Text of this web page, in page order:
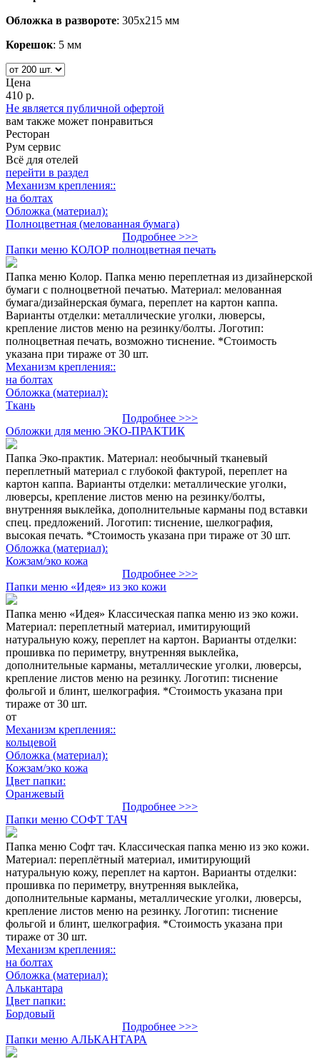
Обложка в развороте: 305х215 мм
Корешок: 5 мм
Цена
410 р.
Не является публичной офертой
вам также может понравиться
Ресторан
Рум сервис
Всё для отелей
перейти в раздел
Механизм крепления::
на болтах
Обложка (материал):
Полноцветная (мелованная бумага)
Подробнее >>>
Папки меню КОЛОР полноцветная печать
Папка меню Колор. Папка меню переплетная из дизайнерской
бумаги с полноцветной печатью. Материал: мелованная
бумага/дизайнерская бумага, переплет на картон каппа.
Варианты отделки: металлические уголки, люверсы,
крепление листов меню на резинку/болты. Логотип:
полноцветная печать, возможно тиснение. *Стоимость
указана при тираже от 30 шт.
Механизм крепления::
на болтах
Обложка (материал):
Ткань
Подробнее >>>
Обложки для меню ЭКО-ПРАКТИК
Папка Эко-практик. Материал: необычный тканевый
переплетный материал с глубокой фактурой, переплет на
картон каппа. Варианты отделки: металлические уголки,
люверсы, крепление листов меню на резинку/болты,
внутренняя выклейка, дополнительные карманы под вставки
спец. предложений. Логотип: тиснение, шелкография,
высокая печать. *Стоимость указана при тираже от 30 шт.
Обложка (материал):
Кожзам/эко кожа
Подробнее >>>
Папки меню «Идея» из эко кожи
Папка меню «Идея» Классическая папка меню из эко кожи.
Материал: переплетный материал, имитирующий
натуральную кожу, переплет на картон. Варианты отделки:
прошивка по периметру, внутренняя выклейка,
дополнительные карманы, металлические уголки, люверсы,
крепление листов меню на резинку. Логотип: тиснение
фольгой и блинт, шелкография. *Стоимость указана при
тираже от 30 шт.
от
Механизм крепления::
кольцевой
Обложка (материал):
Кожзам/эко кожа
Цвет папки:
Оранжевый
Подробнее >>>
Папки меню СОФТ ТАЧ
Папка меню Софт тач. Классическая папка меню из эко кожи.
Материал: переплётный материал, имитирующий
натуральную кожу, переплет на картон. Варианты отделки:
прошивка по периметру, внутренняя выклейка,
дополнительные карманы, металлические уголки, люверсы,
крепление листов меню на резинку. Логотип: тиснение
фольгой и блинт, шелкография. *Стоимость указана при
тираже от 30 шт.
Механизм крепления::
на болтах
Обложка (материал):
Алькантара
Цвет папки:
Бордовый
Подробнее >>>
Папки меню АЛЬКАНТАРА